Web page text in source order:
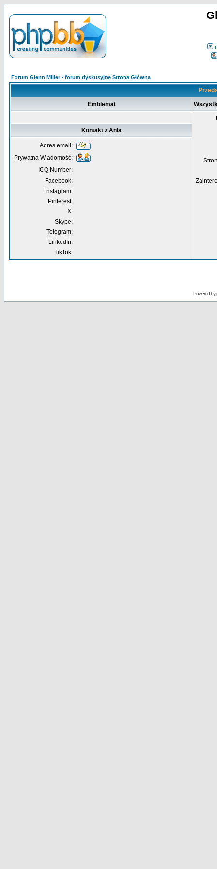
Forum Glenn Miller - forum dyskusyjne Strona Główna
Emblemat
Kontakt z Ania
Adres email:
Prywatna Wiadomość:
ICQ Number:
Facebook:
Instagram:
Pinterest:
X:
Skype:
Telegram:
LinkedIn:
TikTok:
Powered by